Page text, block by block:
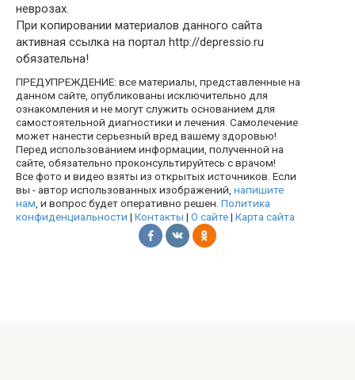
неврозах.
При копировании материалов данного сайта
активная ссылка на портал http://depressio.ru
обязательна!
ПРЕДУПРЕЖДЕНИЕ: все материалы, представленные на
данном сайте, опубликованы исключительно для
ознакомления и не могут служить основанием для
самостоятельной диагностики и лечения. Самолечение
может нанести серьезный вред вашему здоровью!
Перед использованием информации, полученной на
сайте, обязательно проконсультируйтесь с врачом!
Все фото и видео взяты из открытых источников. Если
вы - автор использованных изображений, напишите
нам , и вопрос будет оперативно решен. Политика
конфиденциальности | Контакты | О сайте| Карта сайта